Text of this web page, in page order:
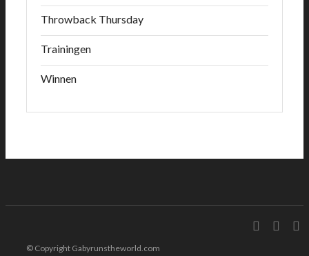
Throwback Thursday
Trainingen
Winnen
© Copyright Gabyrunstheworld.com